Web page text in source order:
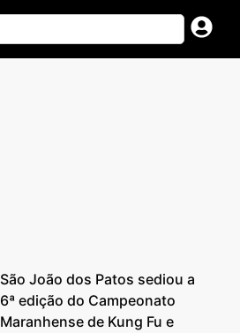
São João dos Patos sediou a
6ª edição do Campeonato
Maranhense de Kung Fu e